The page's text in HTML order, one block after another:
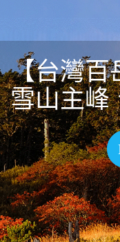
【台灣百
雪山主峰